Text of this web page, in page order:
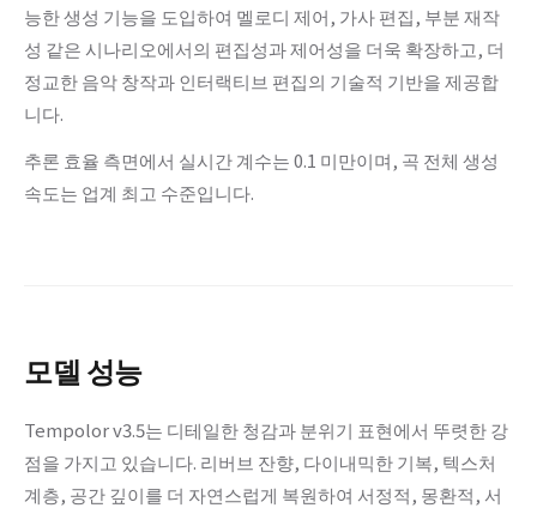
능한 생성 기능을 도입하여 멜로디 제어, 가사 편집, 부분 재작
성 같은 시나리오에서의 편집성과 제어성을 더욱 확장하고, 더
정교한 음악 창작과 인터랙티브 편집의 기술적 기반을 제공합
니다.
추론 효율 측면에서 실시간 계수는 0.1 미만이며, 곡 전체 생성
속도는 업계 최고 수준입니다.
모델 성능
Tempolor v3.5는 디테일한 청감과 분위기 표현에서 뚜렷한 강
점을 가지고 있습니다. 리버브 잔향, 다이내믹한 기복, 텍스처
계층, 공간 깊이를 더 자연스럽게 복원하여 서정적, 몽환적, 서